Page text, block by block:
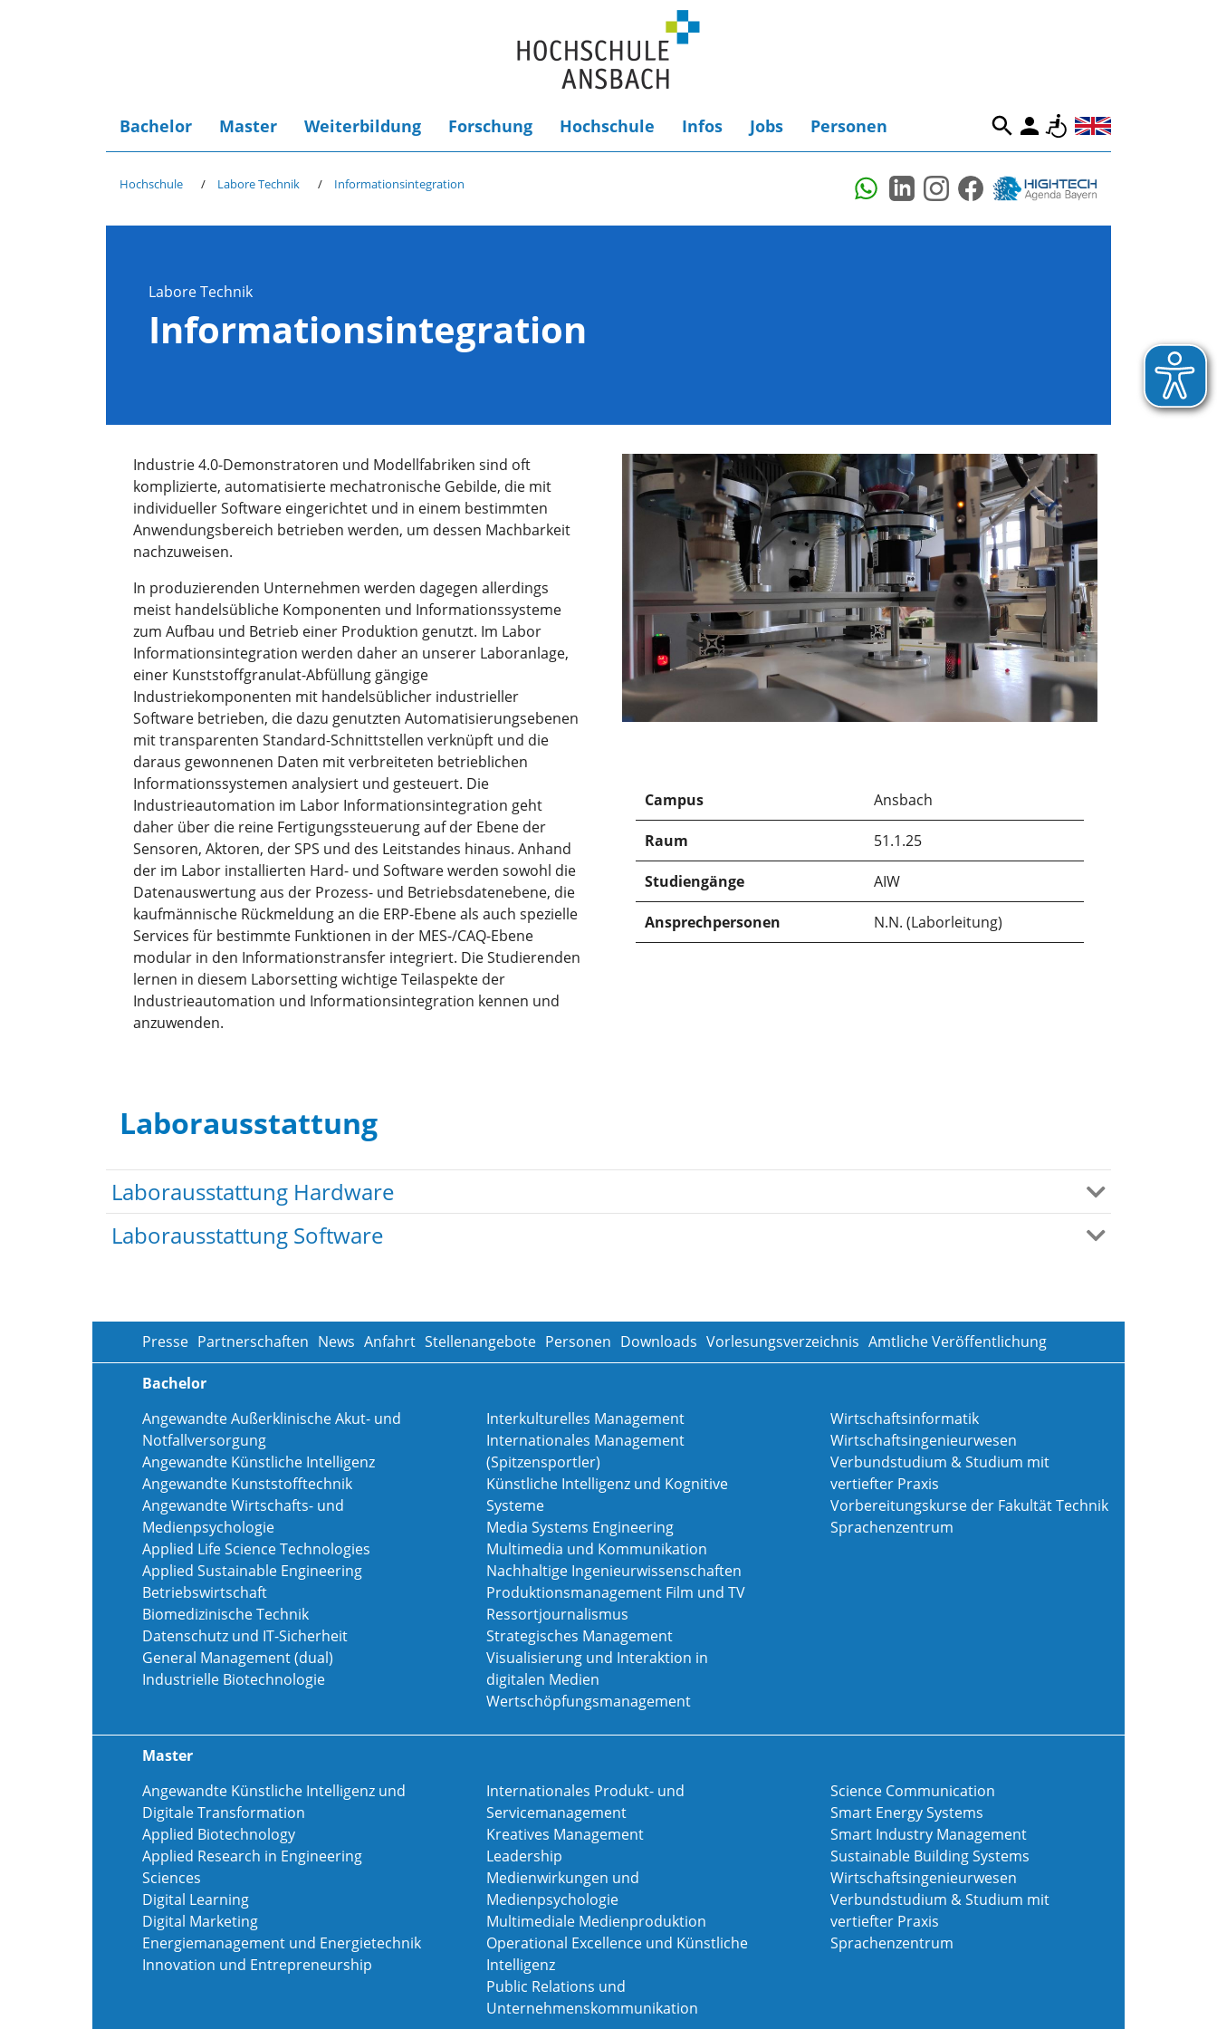
Bachelor Master Weiterbildung Forschung Hochschule Infos Jobs Personen
Hochschule Labore Technik Informationsintegration
Labore Technik
Informationsintegration
Industrie 4.0-Demonstratoren und Modellfabriken sind oft
komplizierte, automatisierte mechatronische Gebilde, die mit
individueller Software eingerichtet und in einem bestimmten
Anwendungsbereich betrieben werden, um dessen Machbarkeit
nachzuweisen.
In produzierenden Unternehmen werden dagegen allerdings
meist handelsübliche Komponenten und Informationssysteme
zum Aufbau und Betrieb einer Produktion genutzt. Im Labor
Informationsintegration werden daher an unserer Laboranlage,
einer Kunststoffgranulat-Abfüllung gängige
Industriekomponenten mit handelsüblicher industrieller
Software betrieben, die dazu genutzten Automatisierungsebenen
mit transparenten Standard-Schnittstellen verknüpft und die
daraus gewonnenen Daten mit verbreiteten betrieblichen
Informationssystemen analysiert und gesteuert. Die
Industrieautomation im Labor Informationsintegration geht
daher über die reine Fertigungssteuerung auf der Ebene der
Sensoren, Aktoren, der SPS und des Leitstandes hinaus. Anhand
der im Labor installierten Hard- und Software werden sowohl die
Datenauswertung aus der Prozess- und Betriebsdatenebene, die
kaufmännische Rückmeldung an die ERP-Ebene als auch spezielle
Services für bestimmte Funktionen in der MES-/CAQ-Ebene
modular in den Informationstransfer integriert. Die Studierenden
lernen in diesem Laborsetting wichtige Teilaspekte der
Industrieautomation und Informationsintegration kennen und
anzuwenden.
Campus Ansbach
Raum 51.1.25
Studiengänge AIW
Ansprechpersonen N.N. (Laborleitung)
Laborausstattung
Laborausstattung Hardware
Laborausstattung Software
Presse Partnerschaften News Anfahrt Stellenangebote Personen Downloads Vorlesungsverzeichnis Amtliche Veröffentlichung
Bachelor
Angewandte Außerklinische Akut- und
Notfallversorgung
Angewandte Künstliche Intelligenz
Angewandte Kunststofftechnik
Angewandte Wirtschafts- und
Medienpsychologie
Applied Life Science Technologies
Applied Sustainable Engineering
Betriebswirtschaft
Biomedizinische Technik
Datenschutz und IT-Sicherheit
General Management (dual)
Industrielle Biotechnologie
Interkulturelles Management
Internationales Management
(Spitzensportler)
Künstliche Intelligenz und Kognitive
Systeme
Media Systems Engineering
Multimedia und Kommunikation
Nachhaltige Ingenieurwissenschaften
Produktionsmanagement Film und TV
Ressortjournalismus
Strategisches Management
Visualisierung und Interaktion in
digitalen Medien
Wertschöpfungsmanagement
Wirtschaftsinformatik
Wirtschaftsingenieurwesen
Verbundstudium & Studium mit
vertiefter Praxis
Vorbereitungskurse der Fakultät Technik
Sprachenzentrum
Master
Angewandte Künstliche Intelligenz und
Digitale Transformation
Applied Biotechnology
Applied Research in Engineering
Sciences
Digital Learning
Digital Marketing
Energiemanagement und Energietechnik
Innovation und Entrepreneurship
Internationales Produkt- und
Servicemanagement
Kreatives Management
Leadership
Medienwirkungen und
Medienpsychologie
Multimediale Medienproduktion
Operational Excellence und Künstliche
Intelligenz
Public Relations und
Unternehmenskommunikation
Science Communication
Smart Energy Systems
Smart Industry Management
Sustainable Building Systems
Wirtschaftsingenieurwesen
Verbundstudium & Studium mit
vertiefter Praxis
Sprachenzentrum